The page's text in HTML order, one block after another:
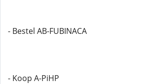
- Bestel AB-FUBINACA
- Koop A-PiHP